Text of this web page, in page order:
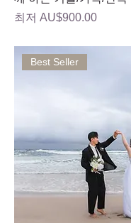
최저 AU$900.00
할인가
Best Seller